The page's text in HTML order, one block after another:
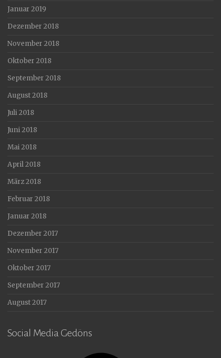
Januar 2019
Dezember 2018
November 2018
Oktober 2018
September 2018
August 2018
Juli 2018
Juni 2018
Mai 2018
April 2018
März 2018
Februar 2018
Januar 2018
Dezember 2017
November 2017
Oktober 2017
September 2017
August 2017
Social Media Gedöns